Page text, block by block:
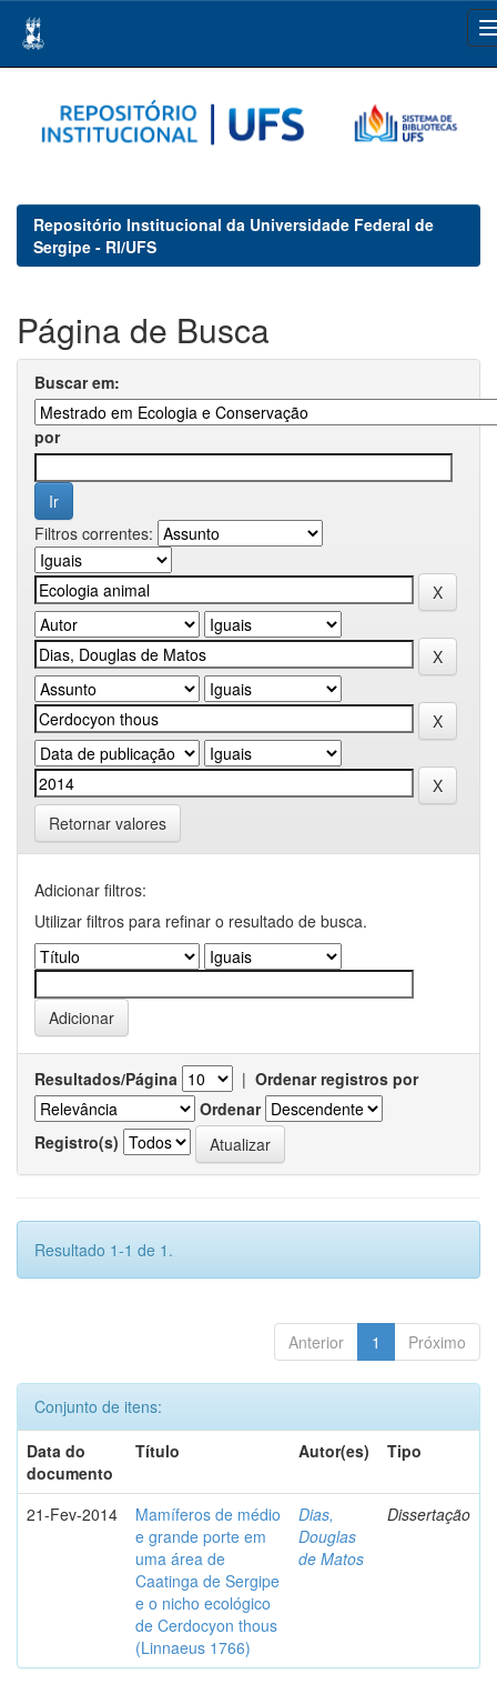
navigation
Repositório Institucional da Universidade Federal de
Sergipe - RI/UFS
Página de Busca
Buscar em:
por
Filtros correntes:
Retornar valores
Adicionar filtros:
Utilizar filtros para refinar o resultado de busca.
Resultados/Página | Ordenar registros por
Ordenar
Registro(s)
Resultado 1-1 de 1.
Anterior 1 Próximo
Conjunto de itens:
Data do
documento
Título Autor(es) Tipo
21-Fev-2014
Mamíferos de médio
e grande porte em
uma área de
Caatinga de Sergipe
e o nicho ecológico
de Cerdocyon thous
(Linnaeus 1766)
Dias,
Douglas
de Matos
Dissertação